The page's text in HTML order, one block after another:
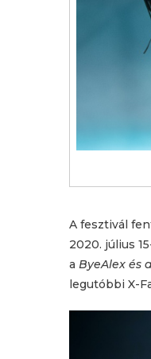
A fesztivál
2020. július
a ByeAlex és
legutóbbi X-